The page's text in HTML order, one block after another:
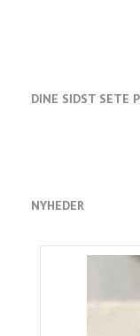
DINE SIDST SETE
NYHEDER